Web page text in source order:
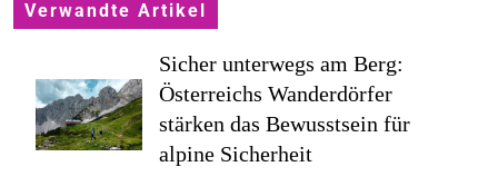
Verwandte Artikel
Sicher unterwegs am Berg:
Österreichs Wanderdörfer
stärken das Bewusstsein für
alpine Sicherheit